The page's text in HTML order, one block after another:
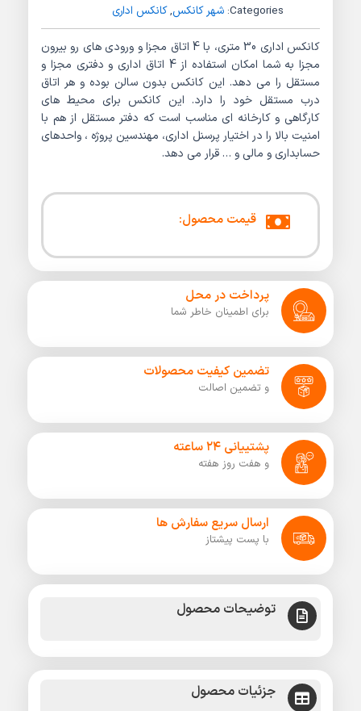
Categories: شهر کانکس,کانکس اداری
کانکس اداری 30 متری، با 4 اتاق مجزا و ورودی های رو بیرون
مجزا به شما امکان استفاده از 4 اتاق اداری و دفتری مجزا و
مستقل را می دهد. این کانکس بدون سالن بوده و هر اتاق
درب مستقل خود را دارد. این کانکس برای محیط های
کارگاهی و کارخانه ای مناسب است که دفتر مستقل از هم با
امنیت بالا را در اختیار پرسنل اداری، مهندسین پروژه ، واحدهای
حسابداری و مالی و … قرار می دهد.
قیمت محصول:
پرداخت در محل
برای اطمینان خاطر شما
تضمین کیفیت محصولات
و تضمین اصالت
پشتییانی ۲۴ ساعته
و هفت روز هفته
ارسال سریع سفارش ها
با پست پیشتاز
توضیحات محصول
جزئیات محصول